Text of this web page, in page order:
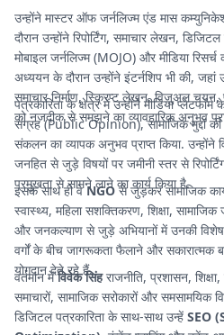
उन्होंने मास्टर ऑफ जर्नलिज्म एंड मास
दौरान उन्होंने रिपोर्टिंग, समाचार लेखन,
मोबाइल जर्नलिज्म (MOJO) और मीडिया
अध्ययन के दौरान उन्होंने इंटर्नशिप भी की, जहां
समाचार निर्माण, स्क्रिप्ट लेखन, विजुअल चयन,
को नजदीक से समझने का व्यावहारिक अनुभव
पत्रकारिता के क्षेत्र में उन्होंने मीडिया
संग्रह (Public Opinion), सामाजिक मुद्दों
संकलन का व्यापक अनुभव प्राप्त किया. उन्होंने
जनहित से जुड़े विषयों पर जमीनी स्तर से
प्रमुखता से सामने लाने का कार्य किया है.
इसके साथ ही वेNGOसे जुड़कर सामाजिक
स्वास्थ्य, महिला सशक्तिकरण, शिक्षा,
और जनकल्याण से जुड़े अभियानों में उनकी विशेष
वर्गों के बीच जागरूकता फैलाने और सकारात्मक
योगदान देते रहे हैं.
वर्तमान मेंविवेक सिंहराजनीति, प्रशासन,
समाचारों, सामाजिक सरोकारों और
डिजिटल पत्रकारिता के साथ-साथ उन्हें SEO